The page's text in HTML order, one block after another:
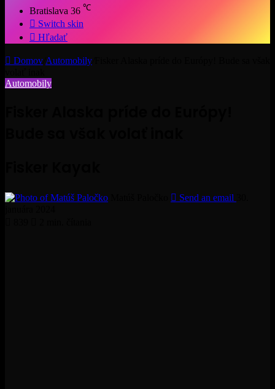
Bratislava 36 ℃
Switch skin
Hľadať
Domov Automobily
Automobily
Send an email